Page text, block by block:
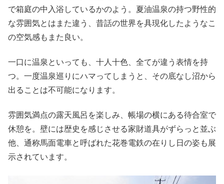
で箱庭の中入浴しているかのよう。夏油温泉の持つ野性的
な雰囲気とはまた違う、昔話の世界を具現化したようなこ
の空気感もまた良い。
一口に温泉といっても、十人十色、全てが違う表情を持
つ。一度温泉巡りにハマってしまうと、その底なし沼から
出ることは不可能になります。
雰囲気満点の露天風呂を楽しみ、帳場の横にある待合室で
休憩を。壁には歴史を感じさせる家財道具がずらっと並ぶ
他、通称馬面電車と呼ばれた花巻電鉄の在りし日の姿も展
示されています。